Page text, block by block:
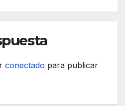
conectado para publicar